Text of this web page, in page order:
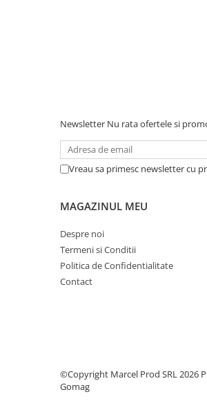
Newsletter Nu rata ofertele si
Vreau sa primesc newsletter cu
MAGAZINUL MEU
Despre noi
Termeni si Conditii
Politica de Confidentialitate
Contact
©Copyright Marcel Prod SRL 2026
Gomag